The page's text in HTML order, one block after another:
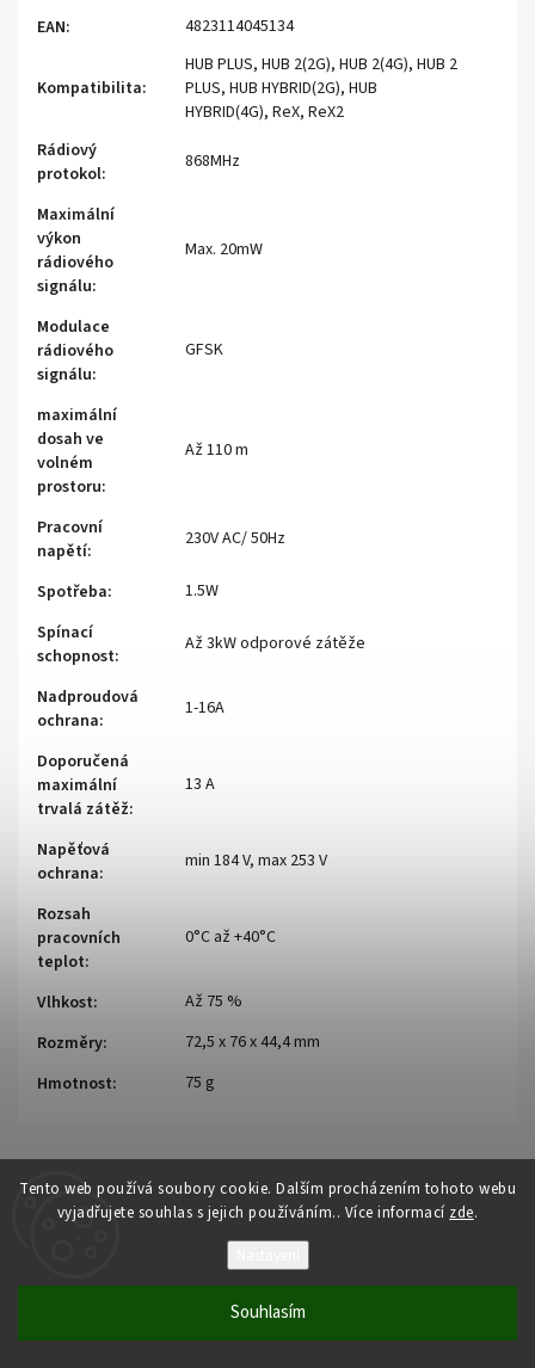
Tento web používá soubory cookie. Dalším procházením tohoto webu
vyjadřujete souhlas s jejich používáním.. Více informací zde.
Souhlasím
EAN: 4823114045134
Kompatibilita:
HUB PLUS, HUB 2(2G), HUB 2(4G), HUB 2
PLUS, HUB HYBRID(2G), HUB
HYBRID(4G), ReX, ReX2
Rádiový
protokol:
868MHz
Maximální
výkon
rádiového
signálu:
Max. 20mW
Modulace
rádiového
signálu:
GFSK
maximální
dosah ve
volném
prostoru:
Až 110 m
Pracovní
napětí:
230V AC/ 50Hz
Spotřeba:
1.5W
Spínací
schopnost:
Až 3kW odporové zátěže
Nadproudová
ochrana:
1-16A
Doporučená
maximální
trvalá zátěž:
13 A
Napěťová
ochrana:
min 184 V, max 253 V
Rozsah
pracovních
teplot:
0°C až +40°C
Vlhkost:
Až 75 %
Rozměry:
72,5 x 76 x 44,4 mm
Hmotnost: 75 g
NÁVODY A INFORMACE O PRODUKTECH AJAX
Uživatelská příručka k TurretCam HLVF
Uživatelská příručka k Superior MotionCam G3 (PhOD) Jeweller